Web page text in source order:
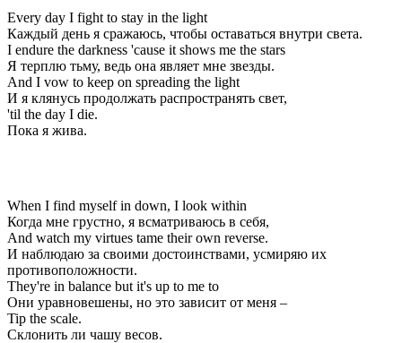
Every day I fight to stay in the light
Каждый день я сражаюсь, чтобы оставаться внутри света.
I endure the darkness 'cause it shows me the stars
Я терплю тьму, ведь она являет мне звезды.
And I vow to keep on spreading the light
И я клянусь продолжать распространять свет,
'til the day I die.
Пока я жива.
When I find myself in down, I look within
Когда мне грустно, я всматриваюсь в себя,
And watch my virtues tame their own reverse.
И наблюдаю за своими достоинствами, усмиряю их
противоположности.
They're in balance but it's up to me to
Они уравновешены, но это зависит от меня –
Tip the scale.
Склонить ли чашу весов.